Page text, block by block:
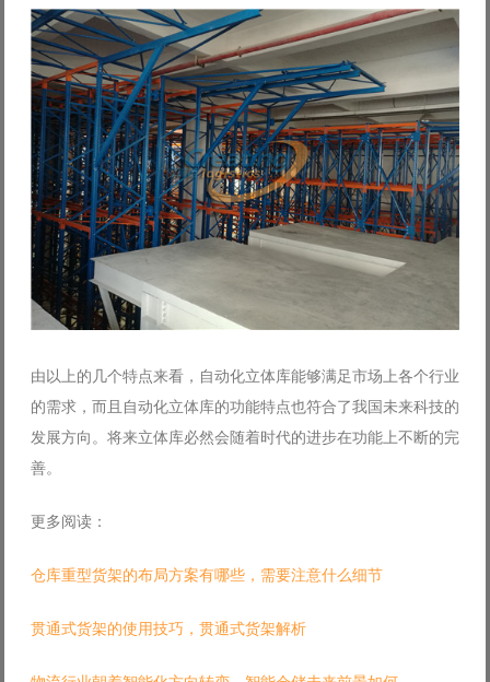
由以上的几个特点来看，自动化立体库能够满足市场上各个行业
的需求，而且自动化立体库的功能特点也符合了我国未来科技的
发展方向。将来立体库必然会随着时代的进步在功能上不断的完
善。
更多阅读：
仓库重型货架的布局方案有哪些，需要注意什么细节
贯通式货架的使用技巧，贯通式货架解析